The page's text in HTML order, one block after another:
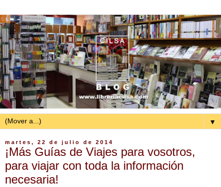
▼
martes, 22 de julio de 2014
¡Más Guías de Viajes para vosotros,
para viajar con toda la información
necesaria!